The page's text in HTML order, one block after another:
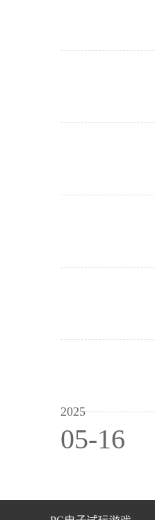
2025
05-16